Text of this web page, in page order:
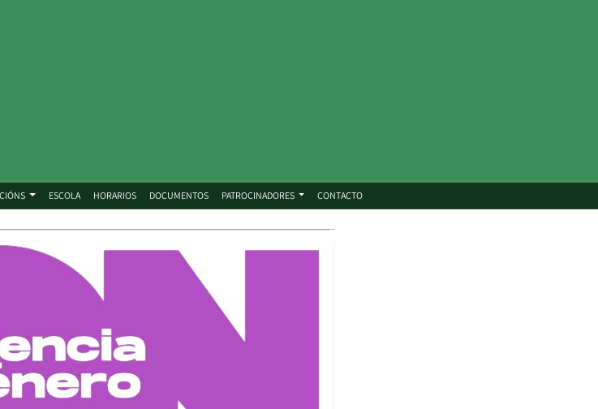
ESCOLA HORARIOS DOCUMENTOS PATROCINADORES CONTACTO